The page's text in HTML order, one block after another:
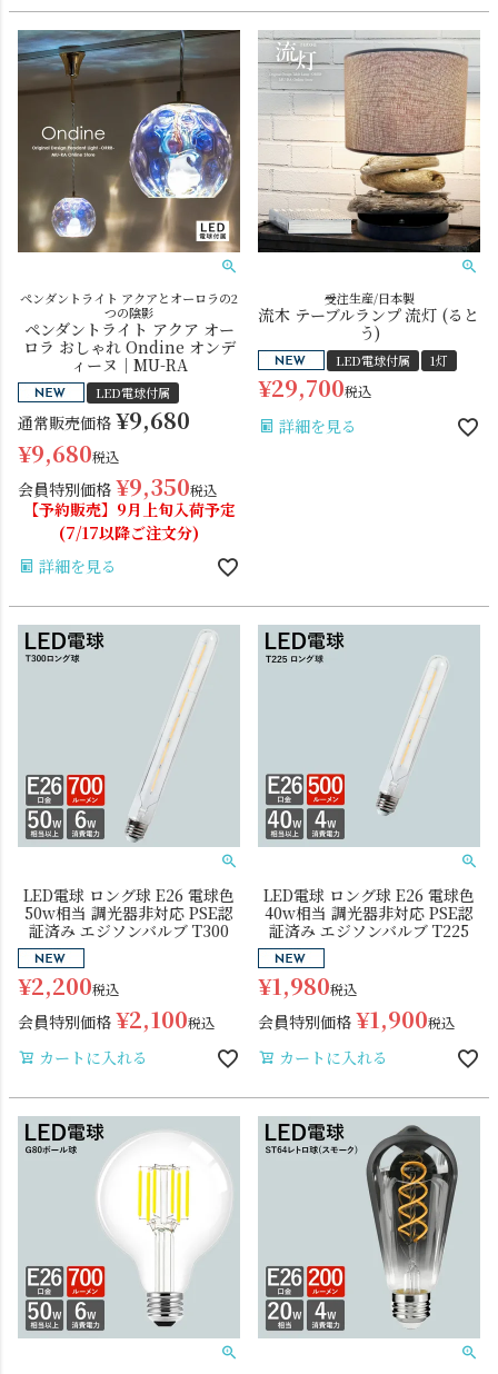
ペンダントライト アクアとオーロラの2
つの陰影
ペンダントライト アクア オー
ロラ おしゃれ Ondine オンデ
ィーヌ｜MU-RA
LED電球付属
通常販売価格 ¥9,680
¥9,680税込
会員特別価格 ¥9,350税込
【予約販売】9月上旬入荷予定
(7/17以降ご注文分)
詳細を見る
受注生産/日本製
流木 テーブルランプ 流灯 (ると
う)
LED電球付属 1灯
¥29,700税込
詳細を見る
LED電球 ロング球 E26 電球色
50w相当 調光器非対応 PSE認
証済み エジソンバルブ T300
¥2,200税込
会員特別価格 ¥2,100税込
カートに入れる
LED電球 ロング球 E26 電球色
40w相当 調光器非対応 PSE認
証済み エジソンバルブ T225
¥1,980税込
会員特別価格 ¥1,900税込
カートに入れる